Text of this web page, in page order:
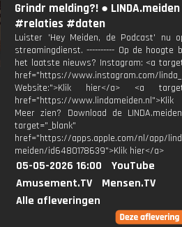
Grindr melding?! ●
#relaties #daten
Luister 'Hey Meiden, de Podcast' nu
streamingdienst. ---------- Op de hoogte
het laatste nieuws? Instagram: <a
href="https://www.instagram.com/
Website:">Klik hier</a> <a
href="https://
Meer zien? Download de
target="_blank"
href="https://apps.apple.com/nl/app/
meiden/id6480178639">Klik hier</a>
05-05-2026 16:00
YouTube
Amusement.TV
Mensen.TV
Alle afleveringen